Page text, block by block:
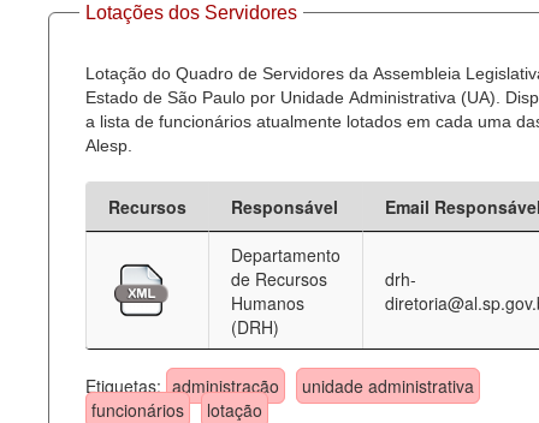
Lotações dos Servidores
Lotação do Quadro de Servidores da Assembleia
Estado de São Paulo por Unidade Administrativa (UA).
a lista de funcionários atualmente lotados em cada uma
Alesp.
Recursos Responsável
Email
Departamento
de Recursos
Humanos
(DRH)
drh-
Etiquetas: administração
unidade administrativa
funcionários
lotação